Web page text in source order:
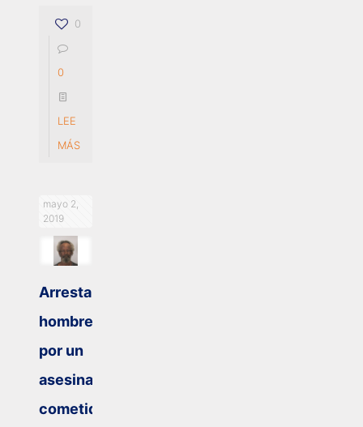
0
0
LEE
MÁS
mayo 2,
2019
Arrestan
hombre
por un
asesinato
cometido